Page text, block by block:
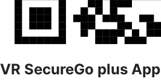
VR SecureGo plus App